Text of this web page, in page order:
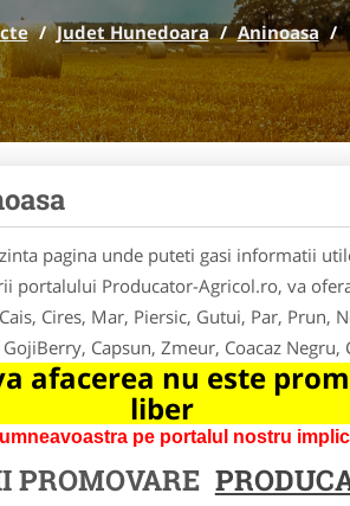
/ Judet Hunedoara / Aninoasa /
pagina unde puteti gasi informatii
portalului Producator-Agricol.ro, va
Cires, Mar, Piersic, Gutui, Par, Prun,
Capsun, Zmeur, Coacaz Negru,
afacerea nu este
liber
pe portalul nostru
PROMOVARE